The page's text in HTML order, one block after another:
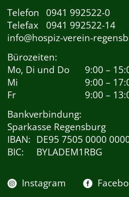
Telefon
0941 992522-0
Telefax
0941 992522-14
info@hospiz-verein-
Bürozeiten:
Mo, Di und Do
9:00 –
Mi
9:00 –
Fr
9:00 –
Bankverbindung:
Sparkasse Regensburg
IBAN: DE95 7505 0000
BIC:
BYLADEM1RBG
Instagram